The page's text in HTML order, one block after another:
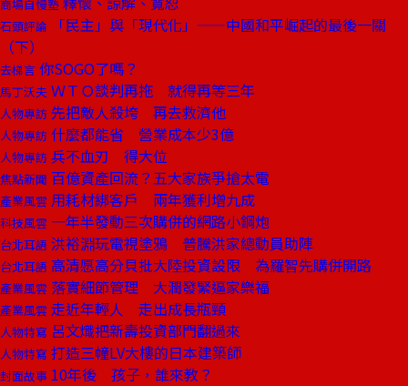
商場自慢塾
石頭評論
「民主」與「現代化」——中國和平崛起的最後一關
（下）
去梯言 你SOGO了嗎？
馬丁沃夫 ＷＴＯ談判再拖 就得再等三年
人物專訪 先把敵人殺垮 再去救濟他
人物專訪 什麼都能省 營業成本少3億
人物專訪 兵不血刃 得大位
焦點新聞 百億資產回流？五大家族爭搶太電
產業風雲 用耗材綁客戶 兩年獲利增九成
科技風雲 一年半發動三次購併的網路小鋼炮
台北耳語 洪裕淵玩電視塗鴉 普騰洪家總動員助陣
台北耳語 高清愿高分貝批大陸投資設限 為羅智先購併開路
產業風雲 落實細節管理 大潤發緊逼家樂福
產業風雲 走近年輕人 走出成長瓶頸
人物特寫 呂文熾把新壽投資部門翻過來
人物特寫 打造三幢LV大樓的日本建築師
封面故事 10年後 孩子，誰來教？